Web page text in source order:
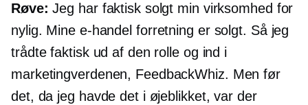
Røve: Jeg har faktisk solgt min virksomhed for
nylig. Mine e-handel forretning er solgt. Så jeg
trådte faktisk ud af den rolle og ind i
marketingverdenen, FeedbackWhiz. Men før
det, da jeg havde det i øjeblikket, var der